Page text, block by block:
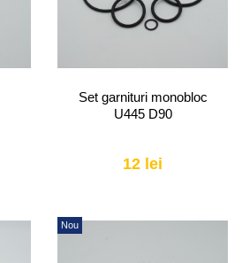
Set garnituri monobloc
U445 D90
12 lei
Nou